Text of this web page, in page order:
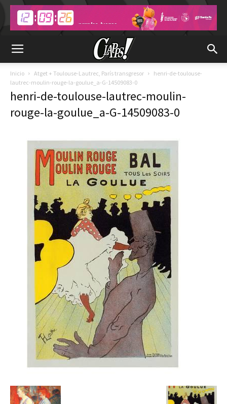
Inicio Atget + Toulouse-Lautrec, París transgresor
henri-de-toulouse-
lautrec-moulin-rouge-la-goulue_a-G-14509083-0
henri-de-toulouse-lautrec-moulin-
rouge-la-goulue_a-G-14509083-0